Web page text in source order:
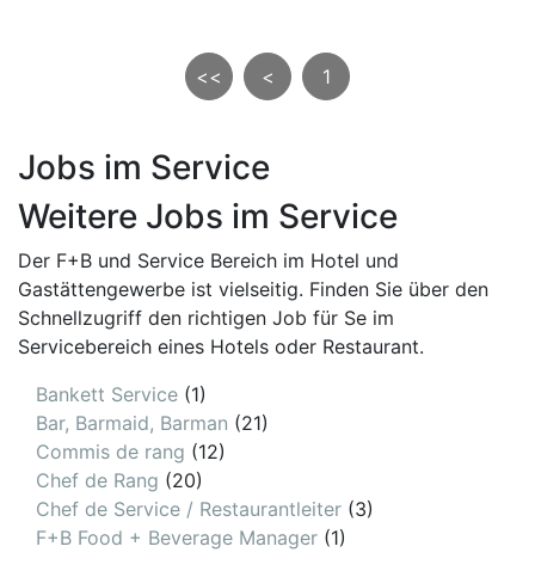
<< < 1
Jobs im Service
Weitere Jobs im Service
Der F+B und Service Bereich im Hotel und
Gastättengewerbe ist vielseitig. Finden Sie über den
Schnellzugriff den richtigen Job für Se im
Servicebereich eines Hotels oder Restaurant.
Bankett Service (1)
Bar, Barmaid, Barman (21)
Commis de rang (12)
Chef de Rang (20)
Chef de Service / Restaurantleiter (3)
F+B Food + Beverage Manager (1)